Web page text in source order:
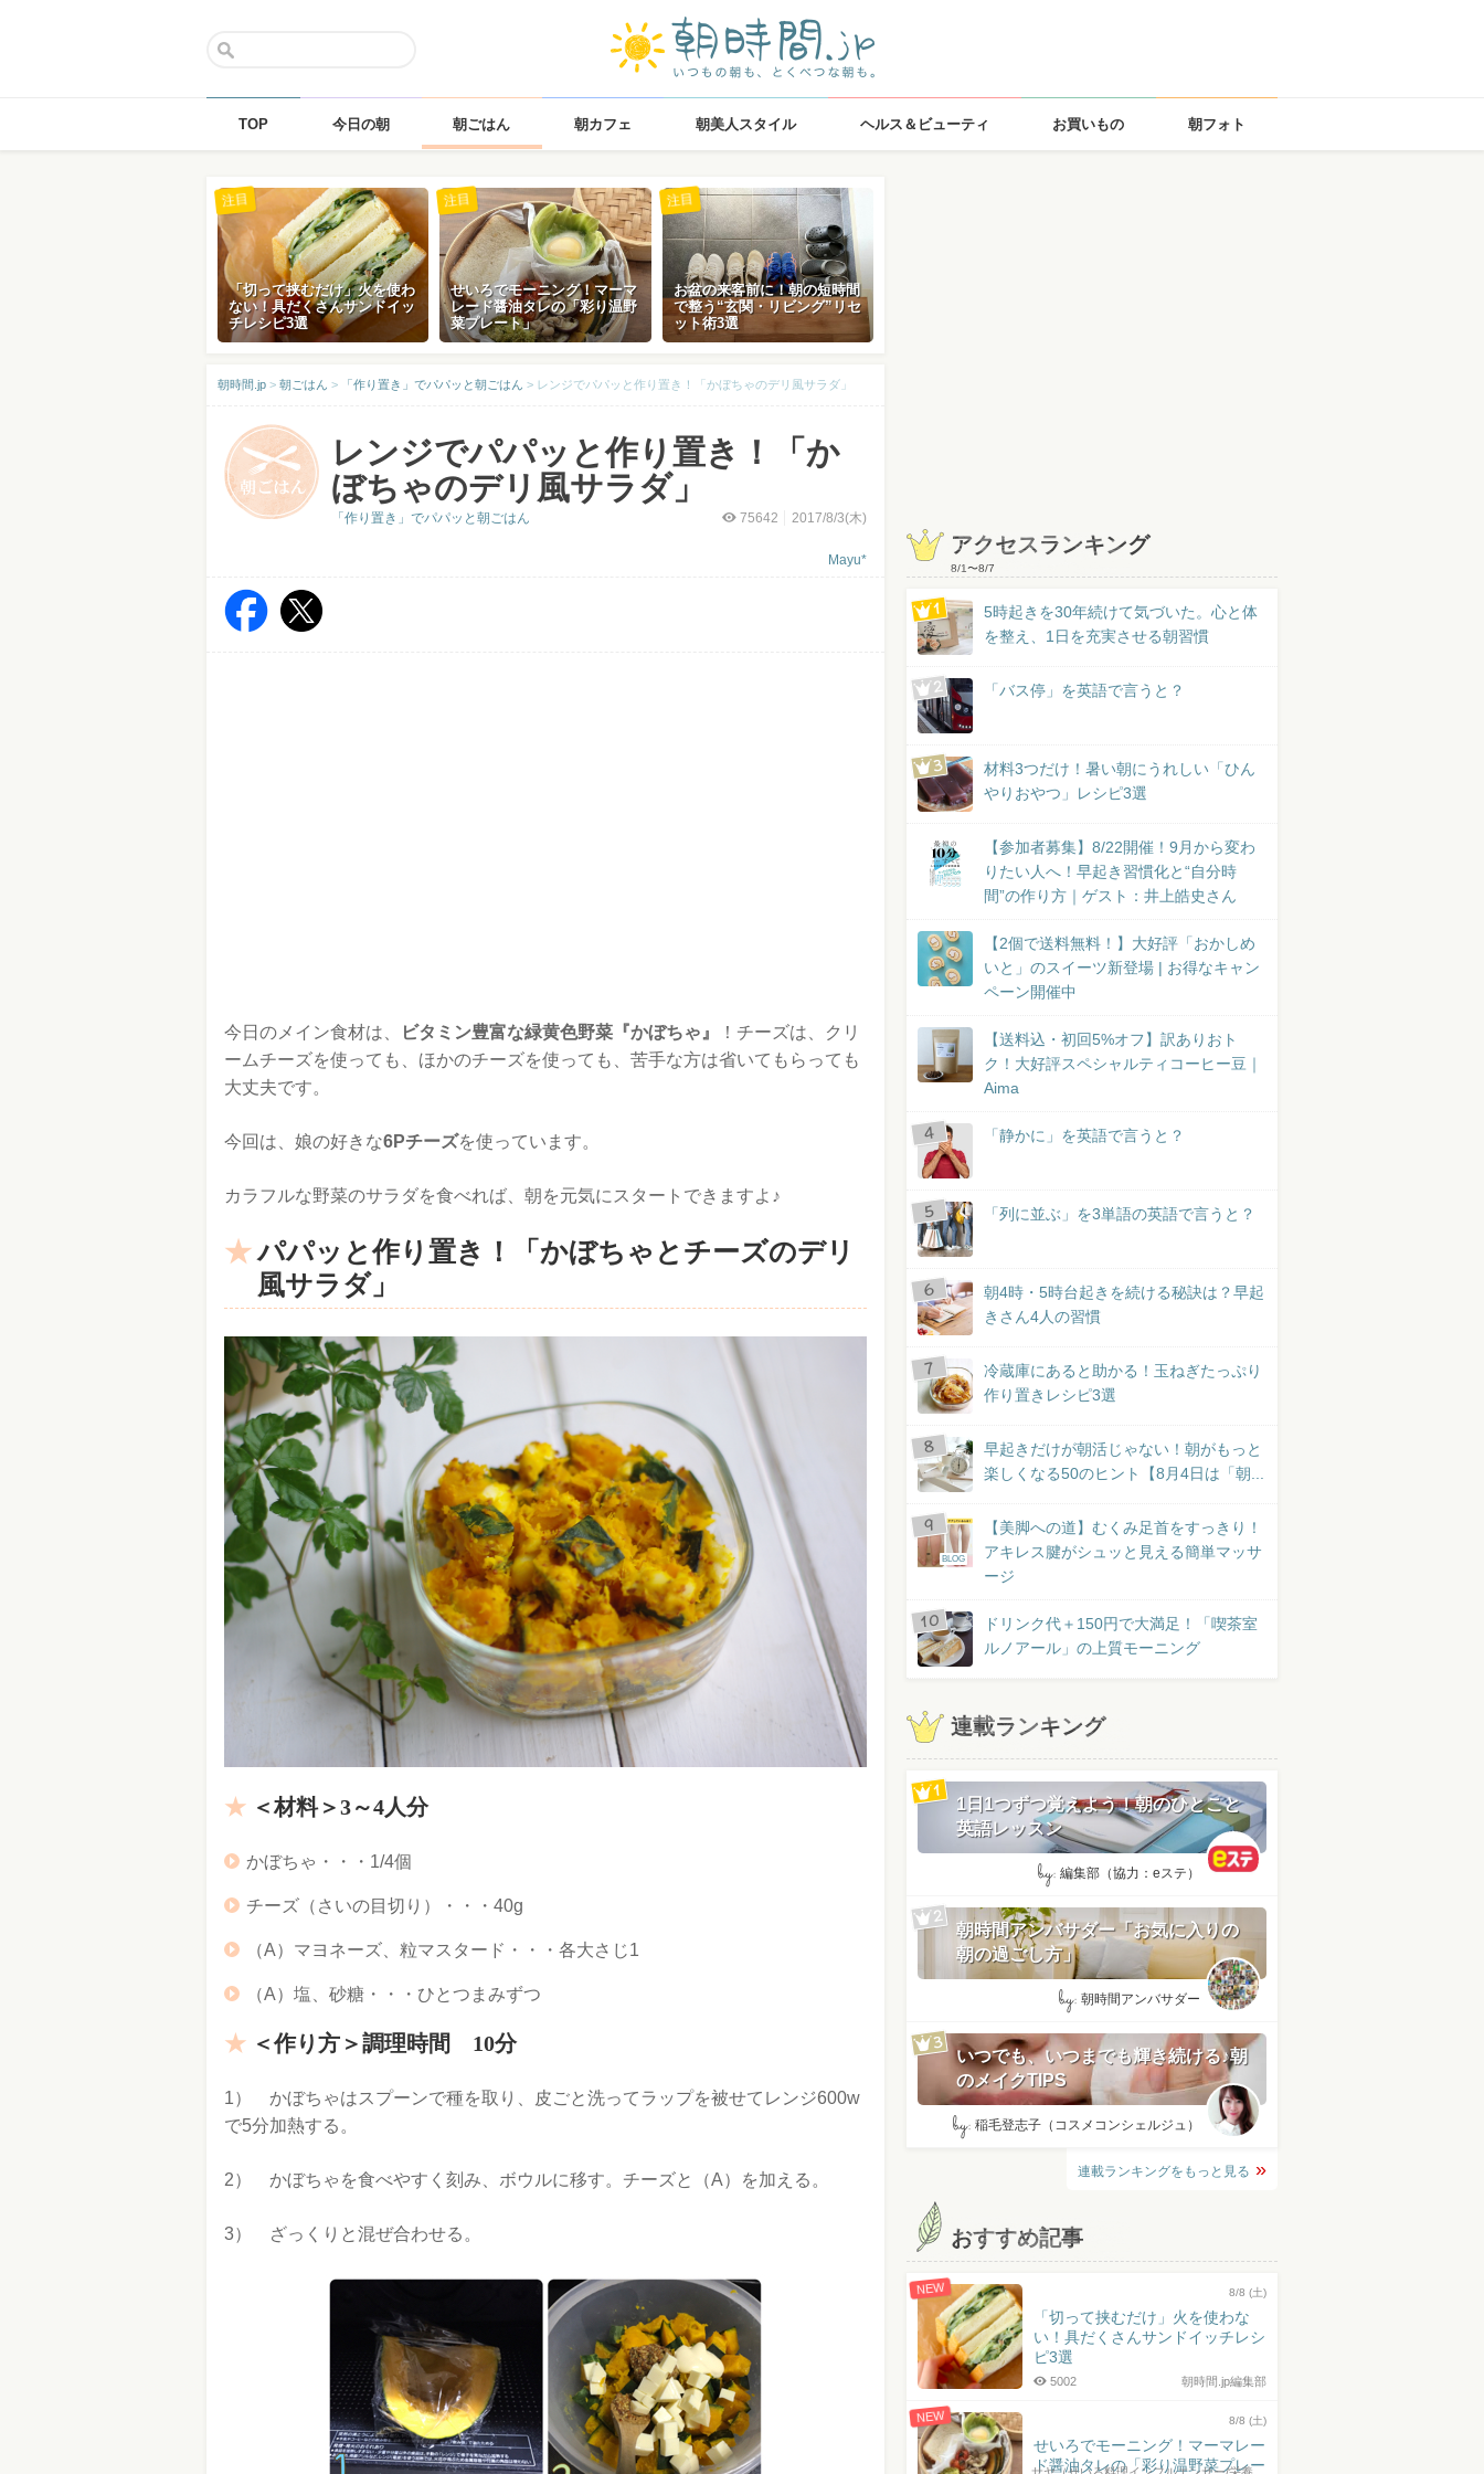
TOP 今日の朝 朝ごはん 朝カフェ 朝美人スタイル ヘルス＆ビューティ お買いもの 朝フォト
「切って挟むだけ」火を使わ
ない！具だくさんサンドイッ
チレシピ3選
注目
せいろでモーニング！マーマ
レード醤油タレの「彩り温野
菜プレート」
注目
お盆の来客前に！朝の短時間
で整う“玄関・リビング”リセ
ット術3選
注目
朝時間.jp > 朝ごはん > 「作り置き」でパパッと朝ごはん > レンジでパパッと作り置き！「かぼちゃのデリ風サラダ」
レンジでパパッと作り置き！「か
ぼちゃのデリ風サラダ」
75642 2017/8/3(木)
Mayu*
「作り置き」でパパッと朝ごはん
今日のメイン食材は、 ビタミン豊富な緑黄色野菜『かぼちゃ』
！チーズは、クリ
ームチーズを使っても、ほかのチーズを使っても、苦手な方は省いてもらっても
大丈夫です。
今回は、娘の好きな6Pチーズを使っています。
カラフルな野菜のサラダを食べれば、朝を元気にスタートできますよ♪
パパッと作り置き！「かぼちゃとチーズのデリ
風サラダ」
＜材料＞3～4人分
かぼちゃ・・・1/4個
チーズ（さいの目切り）・・・40g
（A）マヨネーズ、粒マスタード・・・各大さじ1
（A）塩、砂糖・・・ひとつまみずつ
＜作り方＞調理時間 10分
1） かぼちゃはスプーンで種を取り、皮ごと洗ってラップを被せてレンジ600w
で5分加熱する。
2） かぼちゃを食べやすく刻み、ボウルに移す。チーズと（A）を加える。
3） ざっくりと混ぜ合わせる。
アクセスランキング
8/1〜8/7
5時起きを30年続けて気づいた。心と体
を整え、1日を充実させる朝習慣
「バス停」を英語で言うと？
材料3つだけ！暑い朝にうれしい「ひん
やりおやつ」レシピ3選
【参加者募集】8/22開催！9月から変わ
りたい人へ！早起き習慣化と“自分時
間”の作り方｜ゲスト：井上皓史さん
【2個で送料無料！】大好評「おかしめ
いと」のスイーツ新登場 | お得なキャン
ペーン開催中
【送料込・初回5%オフ】訳ありおト
ク！大好評スペシャルティコーヒー豆｜
Aima
「静かに」を英語で言うと？
「列に並ぶ」を3単語の英語で言うと？
朝4時・5時台起きを続ける秘訣は？早起
きさん4人の習慣
冷蔵庫にあると助かる！玉ねぎたっぷり
作り置きレシピ3選
早起きだけが朝活じゃない！朝がもっと
楽しくなる50のヒント【8月4日は「朝...
BLOG
【美脚への道】むくみ足首をすっきり！
アキレス腱がシュッと見える簡単マッサ
ージ
ドリンク代＋150円で大満足！「喫茶室
ルノアール」の上質モーニング
連載ランキング
1日1つずつ覚えよう！朝のひとこと
英語レッスン
by: 編集部（協力：eステ）
朝時間アンバサダー「お気に入りの
朝の過ごし方」
by: 朝時間アンバサダー
いつでも、いつまでも輝き続ける♪朝
のメイクTIPS
by: 稲毛登志子（コスメコンシェルジュ）
連載ランキングをもっと見る
おすすめ記事
NEW 8/8 (土)
「切って挟むだけ」火を使わな
い！具だくさんサンドイッチレシ
ピ3選
朝時間.jp編集部
5002
NEW 8/8 (土)
せいろでモーニング！マーマレー
ド醤油タレの「彩り温野菜プレー